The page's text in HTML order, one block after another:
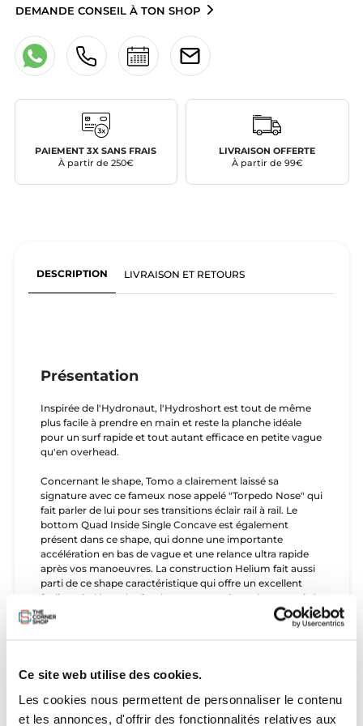
Ce site web utilise des cookies.
Les cookies nous permettent de personnaliser le contenu
et les annonces, d'offrir des fonctionnalités relatives aux
DEMANDE CONSEIL À TON SHOP
PAIEMENT 3X SANS FRAIS
À partir de 250€
LIVRAISON OFFERTE
À partir de 99€
DESCRIPTION LIVRAISON ET RETOURS
Présentation
Inspirée de l'Hydronaut, l'Hydroshort est tout de même
plus facile à prendre en main et reste la planche idéale
pour un surf rapide et tout autant efficace en petite vague
qu'en overhead.
Concernant le shape, Tomo a clairement laissé sa
signature avec ce fameux nose appelé "Torpedo Nose" qui
fait parler de lui pour ses transitions éclair rail à rail. Le
bottom Quad Inside Single Concave est également
présent dans ce shape, qui donne une importante
accélération en bas de vague et une relance ultra rapide
après vos manoeuvres. La construction Helium fait aussi
parti de ce shape caractéristique qui offre un excellent
feeling pied board grâce à sa construction robuste mais à
la fois super légère. On retrouve donc la flexibilité d'une
board PU avec la légèreté d'une EPS.
Hydroshort afin qu'elle réponde aussi bien dans des
Caractéristiques